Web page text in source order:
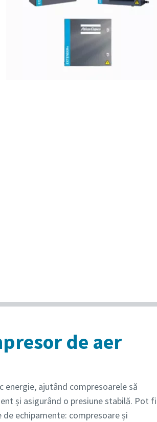
de aer
energie, ajutând compresoarele să
și asigurând o presiune stabilă. Pot fi
echipamente: compresoare și